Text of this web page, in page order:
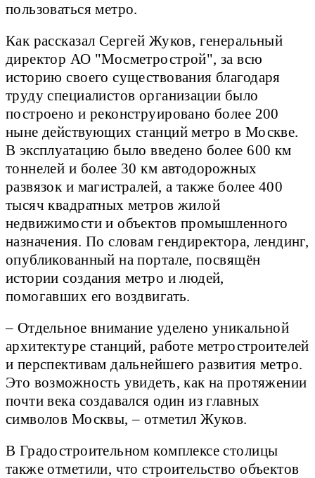
пользоваться метро.
Как рассказал Сергей Жуков, генеральный
директор АО "Мосметрострой", за всю
историю своего существования благодаря
труду специалистов организации было
построено и реконструировано более 200
ныне действующих станций метро в Москве.
В эксплуатацию было введено более 600 км
тоннелей и более 30 км автодорожных
развязок и магистралей, а также более 400
тысяч квадратных метров жилой
недвижимости и объектов промышленного
назначения. По словам гендиректора, лендинг,
опубликованный на портале, посвящён
истории создания метро и людей,
помогавших его воздвигать.
– Отдельное внимание уделено уникальной
архитектуре станций, работе метростроителей
и перспективам дальнейшего развития метро.
Это возможность увидеть, как на протяжении
почти века создавался один из главных
символов Москвы, – отметил Жуков.
В Градостроительном комплексе столицы
также отметили, что строительство объектов